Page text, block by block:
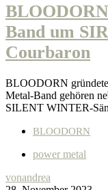
Band um
Courbaron
BLOODORN
Metal-Band gehören
SILENT WINTER-
BLOODORN
power metal
vonandrea